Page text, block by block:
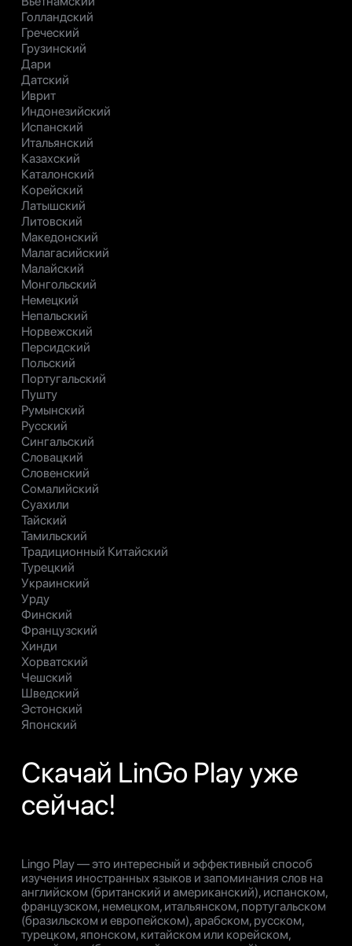
Голландский
Греческий
Грузинский
Дари
Датский
Иврит
Индонезийский
Испанский
Итальянский
Казахский
Каталонский
Корейский
Латышский
Литовский
Македонский
Малагасийский
Малайский
Монгольский
Немецкий
Непальский
Норвежский
Персидский
Польский
Португальский
Пушту
Румынский
Русский
Сингальский
Словацкий
Словенский
Сомалийский
Суахили
Тайский
Тамильский
Традиционный Китайский
Турецкий
Украинский
Урду
Финский
Французский
Хинди
Хорватский
Чешский
Шведский
Эстонский
Японский
Скачай LinGo Play уже
сейчас!
Lingo Play — это интересный и эффективный способ
изучения иностранных языков и запоминания слов на
английском (британский и американский), испанском,
французском, немецком, итальянском, португальском
(бразильском и европейском), арабском, русском,
турецком, японском, китайском или корейском,